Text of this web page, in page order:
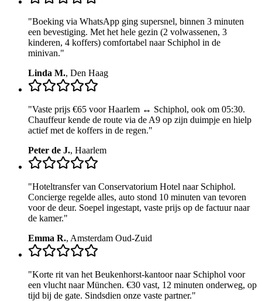
"Boeking via WhatsApp ging supersnel, binnen 3 minuten
een bevestiging. Met het hele gezin (2 volwassenen, 3
kinderen, 4 koffers) comfortabel naar Schiphol in de
minivan."
Linda M., Den Haag
"Vaste prijs €65 voor Haarlem ↔ Schiphol, ook om 05:30.
Chauffeur kende de route via de A9 op zijn duimpje en hielp
actief met de koffers in de regen."
Peter de J., Haarlem
"Hoteltransfer van Conservatorium Hotel naar Schiphol.
Concierge regelde alles, auto stond 10 minuten van tevoren
voor de deur. Soepel ingestapt, vaste prijs op de factuur naar
de kamer."
Emma R., Amsterdam Oud-Zuid
"Korte rit van het Beukenhorst-kantoor naar Schiphol voor
een vlucht naar München. €30 vast, 12 minuten onderweg, op
tijd bij de gate. Sindsdien onze vaste partner."